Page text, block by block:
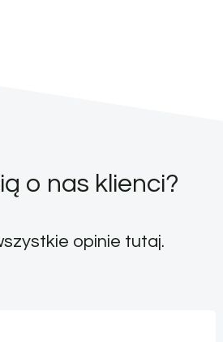
o nas klienci?
opinie tutaj.